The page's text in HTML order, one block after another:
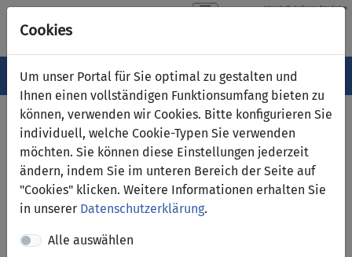
Cookies
Um unser Portal für Sie optimal zu gestalten und
Ihnen einen vollständigen Funktionsumfang bieten zu
können, verwenden wir Cookies. Bitte konfigurieren Sie
individuell, welche Cookie-Typen Sie verwenden
möchten. Sie können diese Einstellungen jederzeit
ändern, indem Sie im unteren Bereich der Seite auf
"Cookies" klicken. Weitere Informationen erhalten Sie
in unserer Datenschutzerklärung.
Alle auswählen
Navigation ein-/ausblenden
Menü
Serviceübersicht
Services A bis Z